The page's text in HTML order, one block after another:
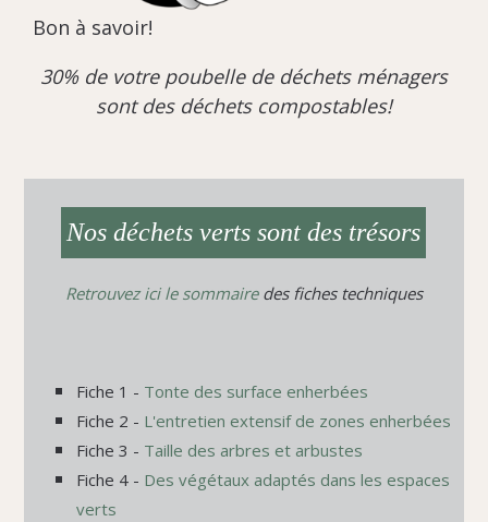
Bon à savoir!
30% de votre poubelle de déchets ménagers
sont des déchets compostables!
Nos déchets verts sont des trésors
Retrouvez ici le sommairedes fiches techniques
Fiche 1 - Tonte des surface enherbées
Fiche 2 - L'entretien extensif de zones enherbées
Fiche 3 - Taille des arbres et arbustes
Fiche 4 - Des végétaux adaptés dans les espaces
verts